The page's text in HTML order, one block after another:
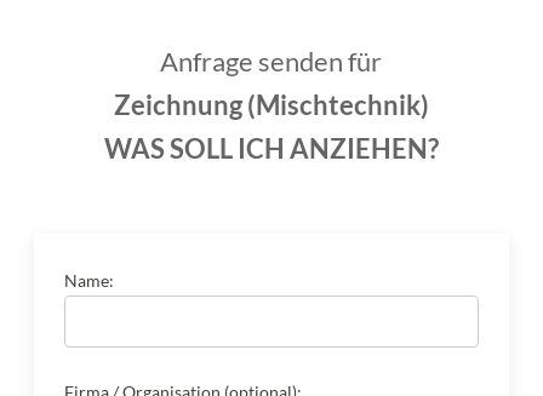
Anfrage senden für
Zeichnung (Mischtechnik)
WAS SOLL ICH ANZIEHEN?
Name:
Firma / Organisation (optional):